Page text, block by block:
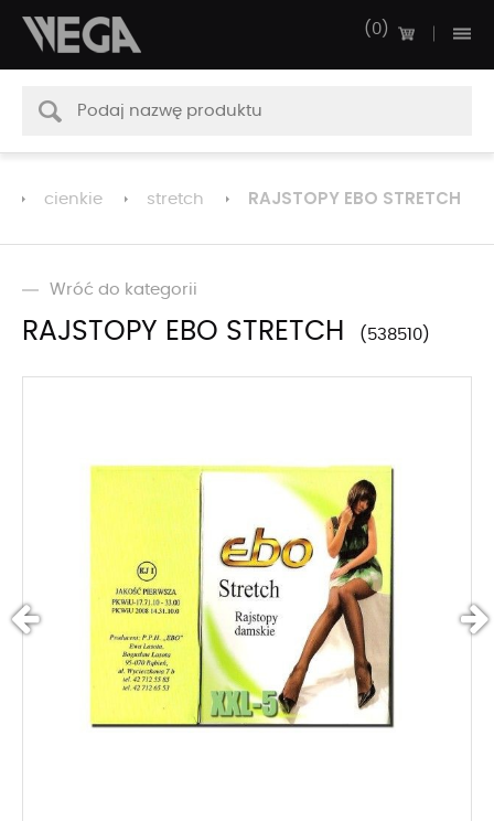
0
cienkie stretch RAJSTOPY EBO STRETCH
Wróć do kategorii
RAJSTOPY EBO STRETCH 538510